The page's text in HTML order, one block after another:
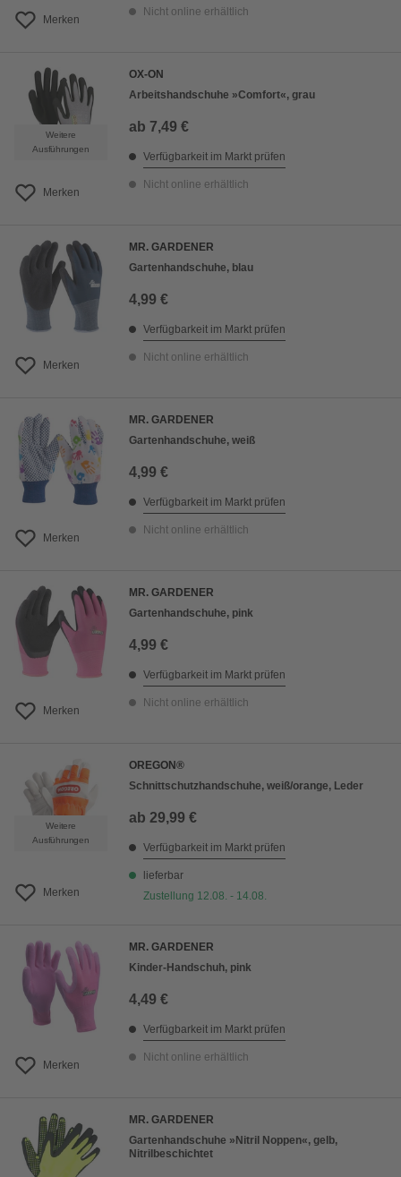
Merken
Nicht online erhältlich
Weitere
Ausführungen
Merken
OX-ON
Arbeitshandschuhe »Comfort«, grau
ab 7,49 €
Verfügbarkeit im Markt prüfen
Nicht online erhältlich
Merken
MR. GARDENER
Gartenhandschuhe, blau
4,99 €
Verfügbarkeit im Markt prüfen
Nicht online erhältlich
Merken
MR. GARDENER
Gartenhandschuhe, weiß
4,99 €
Verfügbarkeit im Markt prüfen
Nicht online erhältlich
Merken
MR. GARDENER
Gartenhandschuhe, pink
4,99 €
Verfügbarkeit im Markt prüfen
Nicht online erhältlich
Weitere
Ausführungen
Merken
OREGON®
Schnittschutzhandschuhe, weiß/orange, Leder
ab 29,99 €
Verfügbarkeit im Markt prüfen
lieferbar
Zustellung 12.08. - 14.08.
Merken
MR. GARDENER
Kinder-Handschuh, pink
4,49 €
Verfügbarkeit im Markt prüfen
Nicht online erhältlich
MR. GARDENER
Gartenhandschuhe »Nitril Noppen«, gelb,
Nitrilbeschichtet